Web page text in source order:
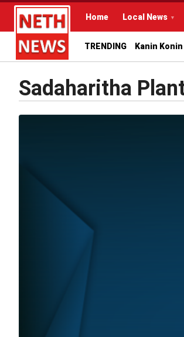
Home Local News
TRENDING Kanin Konin
Sadaharitha